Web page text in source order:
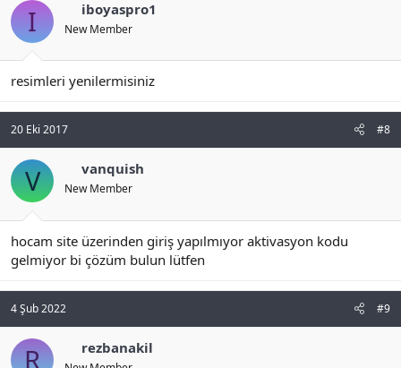
I iboyaspro1
New Member
resimleri yenilermisiniz
20 Eki 2017 #8
V vanquish
New Member
hocam site üzerinden giriş yapılmıyor aktivasyon kodu
gelmiyor bi çözüm bulun lütfen
4 Şub 2022 #9
R rezbanakil